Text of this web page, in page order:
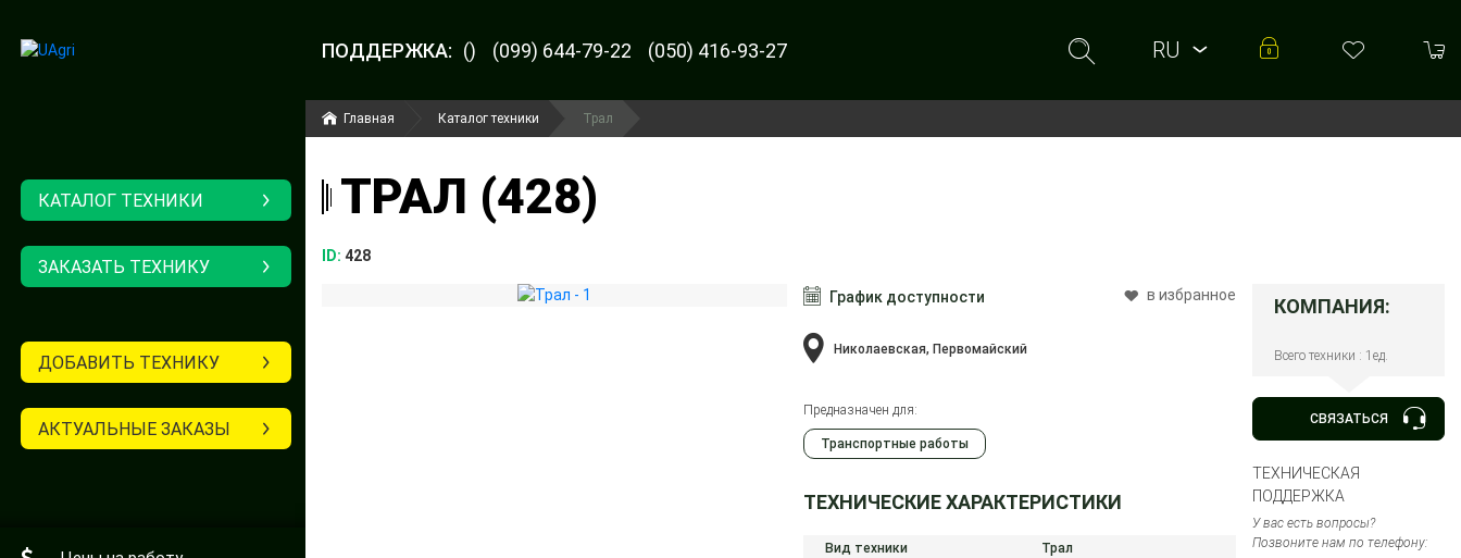
ПОДДЕРЖКА: () (099) 644-79-22 (050) 416-93-27
RU
КАТАЛОГ ТЕХНИКИ
ЗАКАЗАТЬ ТЕХНИКУ
ДОБАВИТЬ ТЕХНИКУ
АКТУАЛЬНЫЕ ЗАКАЗЫ
Главная Каталог техники Трал
ТРАЛ (428)
ID: 428
График доступности в избранное
Николаевская, Первомайский
Предназначен для:
Транспортные работы
ТЕХНИЧЕСКИЕ ХАРАКТЕРИСТИКИ
Вид техники Трал
КОМПАНИЯ:
Всего техники : 1ед.
СВЯЗАТЬСЯ
ТЕХНИЧЕСКАЯ
ПОДДЕРЖКА
У вас есть вопросы?
Позвоните нам по телефону: